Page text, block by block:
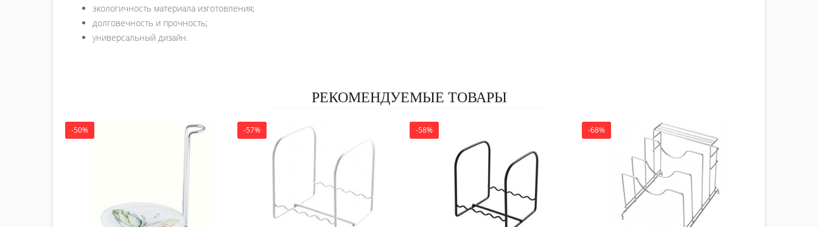
экологичность материала изготовления;
долговечность и прочность;
универсальный дизайн.
РЕКОМЕНДУЕМЫЕ ТОВАРЫ
-50% -57% -58% -68%